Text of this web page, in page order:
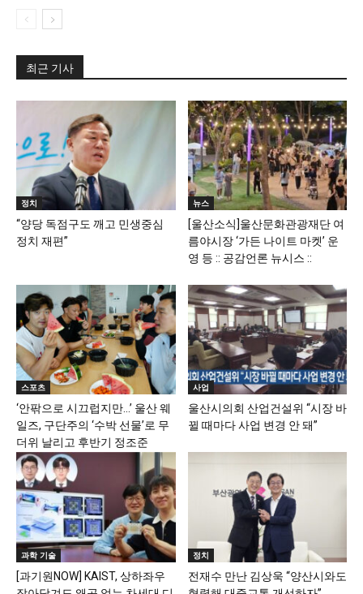
최근 기사
정치
“양당 독점구도 깨고 민생중심
정치 재편”
뉴스
[울산소식]울산문화관광재단 여
름야시장 ‘가든 나이트 마켓’ 운
영 등 :: 공감언론 뉴시스 ::
스포츠
‘안팎으로 시끄럽지만…’ 울산 웨
일즈, 구단주의 ‘수박 선물’로 무
더위 날리고 후반기 정조준
사업
울산시의회 산업건설위 “시장 바
뀔 때마다 사업 변경 안 돼”
과학 기술
[과기원NOW] KAIST, 상하좌우
정치
전재수 만난 김상욱 “양산시와도